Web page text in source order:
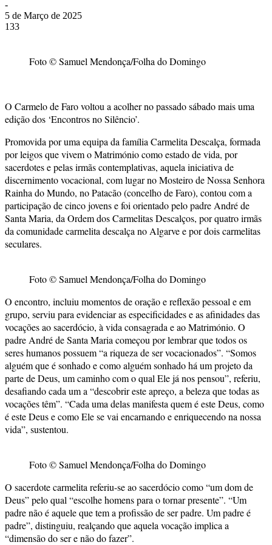
-
5 de Março de 2025
133
Foto © Samuel Mendonça/Folha do Domingo
O Carmelo de Faro voltou a acolher no passado sábado mais uma
edição dos ‘Encontros no Silêncio’.
Promovida por uma equipa da família Carmelita Descalça, formada
por leigos que vivem o Matrimónio como estado de vida, por
sacerdotes e pelas irmãs contemplativas, aquela iniciativa de
discernimento vocacional, com lugar no Mosteiro de Nossa Senhora
Rainha do Mundo, no Patacão (concelho de Faro), contou com a
participação de cinco jovens e foi orientado pelo padre André de
Santa Maria, da Ordem dos Carmelitas Descalços, por quatro irmãs
da comunidade carmelita descalça no Algarve e por dois carmelitas
seculares.
Foto © Samuel Mendonça/Folha do Domingo
O encontro, incluiu momentos de oração e reflexão pessoal e em
grupo, serviu para evidenciar as especificidades e as afinidades das
vocações ao sacerdócio, à vida consagrada e ao Matrimónio. O
padre André de Santa Maria começou por lembrar que todos os
seres humanos possuem “a riqueza de ser vocacionados”. “Somos
alguém que é sonhado e como alguém sonhado há um projeto da
parte de Deus, um caminho com o qual Ele já nos pensou”, referiu,
desafiando cada um a “descobrir este apreço, a beleza que todas as
vocações têm”. “Cada uma delas manifesta quem é este Deus, como
é este Deus e como Ele se vai encarnando e enriquecendo na nossa
vida”, sustentou.
Foto © Samuel Mendonça/Folha do Domingo
O sacerdote carmelita referiu-se ao sacerdócio como “um dom de
Deus” pelo qual “escolhe homens para o tornar presente”. “Um
padre não é aquele que tem a profissão de ser padre. Um padre é
padre”, distinguiu, realçando que aquela vocação implica a
“dimensão do ser e não do fazer”.